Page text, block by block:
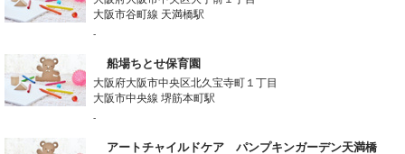
大阪市谷町線 天満橋駅
-
船場ちとせ保育園
大阪府大阪市中央区北久宝寺町１丁目
大阪市中央線 堺筋本町駅
-
アートチャイルドケア パンプキンガーデン天満橋